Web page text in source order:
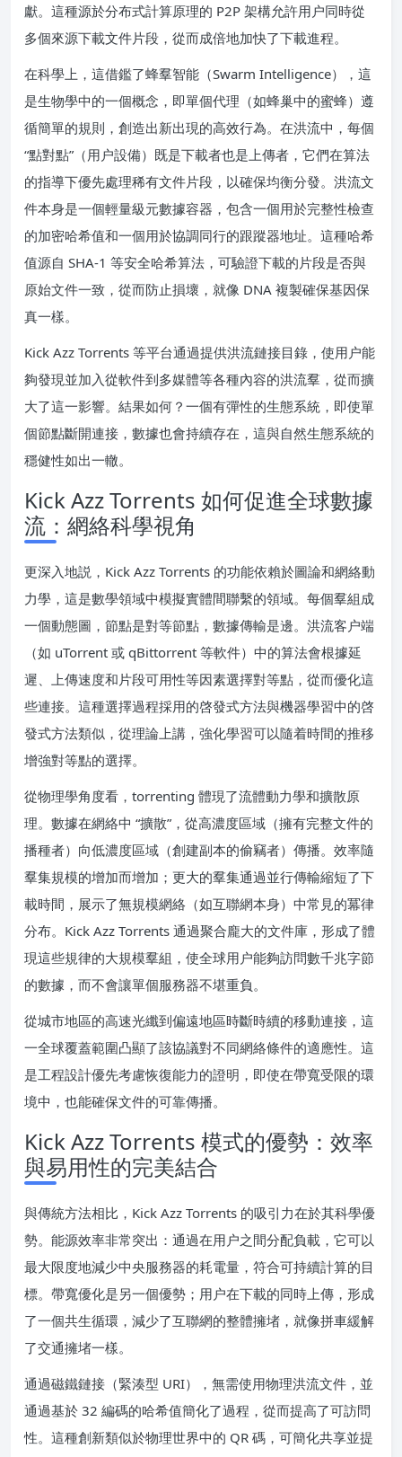
獻。這種源於分布式計算原理的 P2P 架構允許用户同時從
多個來源下載文件片段，從而成倍地加快了下載進程。
在科學上，這借鑑了蜂羣智能（Swarm Intelligence），這
是生物學中的一個概念，即單個代理（如蜂巢中的蜜蜂）遵
循簡單的規則，創造出新出現的高效行為。在洪流中，每個
“點對點”（用户設備）既是下載者也是上傳者，它們在算法
的指導下優先處理稀有文件片段，以確保均衡分發。洪流文
件本身是一個輕量級元數據容器，包含一個用於完整性檢查
的加密哈希值和一個用於協調同行的跟蹤器地址。這種哈希
值源自 SHA-1 等安全哈希算法，可驗證下載的片段是否與
原始文件一致，從而防止損壞，就像 DNA 複製確保基因保
真一樣。
Kick Azz Torrents 等平台通過提供洪流鏈接目錄，使用户能
夠發現並加入從軟件到多媒體等各種內容的洪流羣，從而擴
大了這一影響。結果如何？一個有彈性的生態系統，即使單
個節點斷開連接，數據也會持續存在，這與自然生態系統的
穩健性如出一轍。
Kick Azz Torrents 如何促進全球數據
流：網絡科學視角
更深入地説，Kick Azz Torrents 的功能依賴於圖論和網絡動
力學，這是數學領域中模擬實體間聯繫的領域。每個羣組成
一個動態圖，節點是對等節點，數據傳輸是邊。洪流客户端
（如 uTorrent 或 qBittorrent 等軟件）中的算法會根據延
遲、上傳速度和片段可用性等因素選擇對等點，從而優化這
些連接。這種選擇過程採用的啓發式方法與機器學習中的啓
發式方法類似，從理論上講，強化學習可以隨着時間的推移
增強對等點的選擇。
從物理學角度看，torrenting 體現了流體動力學和擴散原
理。數據在網絡中 “擴散”，從高濃度區域（擁有完整文件的
播種者）向低濃度區域（創建副本的偷竊者）傳播。效率隨
羣集規模的增加而增加；更大的羣集通過並行傳輸縮短了下
載時間，展示了無規模網絡（如互聯網本身）中常見的冪律
分布。Kick Azz Torrents 通過聚合龐大的文件庫，形成了體
現這些規律的大規模羣組，使全球用户能夠訪問數千兆字節
的數據，而不會讓單個服務器不堪重負。
從城市地區的高速光纖到偏遠地區時斷時續的移動連接，這
一全球覆蓋範圍凸顯了該協議對不同網絡條件的適應性。這
是工程設計優先考慮恢復能力的證明，即使在帶寬受限的環
境中，也能確保文件的可靠傳播。
Kick Azz Torrents 模式的優勢：效率
與易用性的完美結合
與傳統方法相比，Kick Azz Torrents 的吸引力在於其科學優
勢。能源效率非常突出：通過在用户之間分配負載，它可以
最大限度地減少中央服務器的耗電量，符合可持續計算的目
標。帶寬優化是另一個優勢；用户在下載的同時上傳，形成
了一個共生循環，減少了互聯網的整體擁堵，就像拼車緩解
了交通擁堵一樣。
通過磁鐵鏈接（緊湊型 URI），無需使用物理洪流文件，並
通過基於 32 編碼的哈希值簡化了過程，從而提高了可訪問
性。這種創新類似於物理世界中的 QR 碼，可簡化共享並提